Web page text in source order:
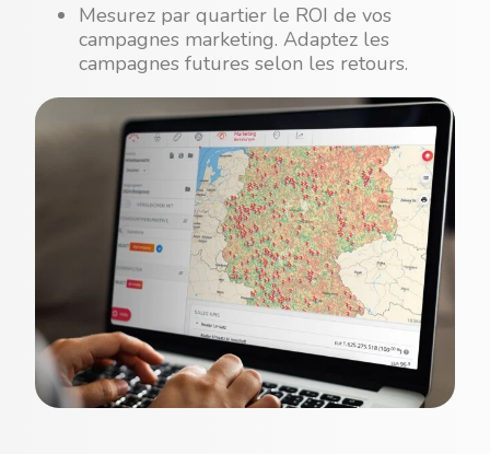
Mesurez par quartier le ROI de vos
campagnes marketing. Adaptez les
campagnes futures selon les retours.